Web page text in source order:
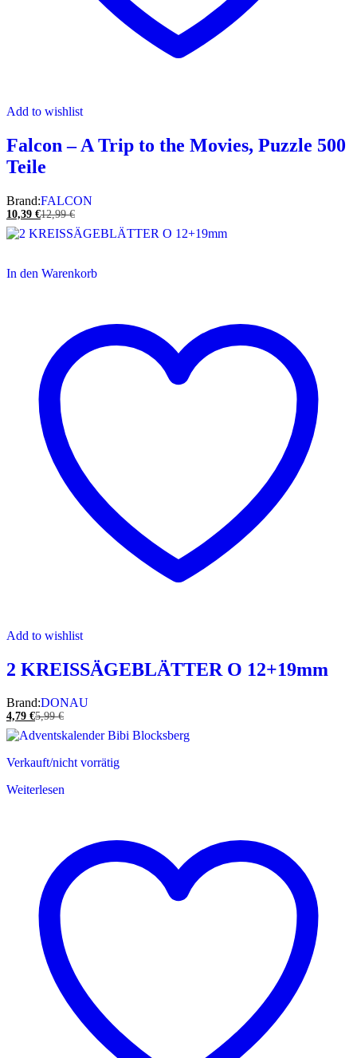
Add to wishlist
Falcon – A Trip to the Movies, Puzzle 500
Teile
Brand:FALCON
10,39 €12,99€
In den Warenkorb
Add to wishlist
2 KREISSÄGEBLÄTTER O 12+19mm
Brand:DONAU
4,79 €5,99€
Verkauft/nicht vorrätig
Weiterlesen